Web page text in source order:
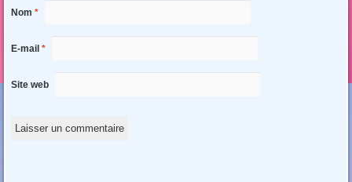
Nom *
E-mail *
Site web